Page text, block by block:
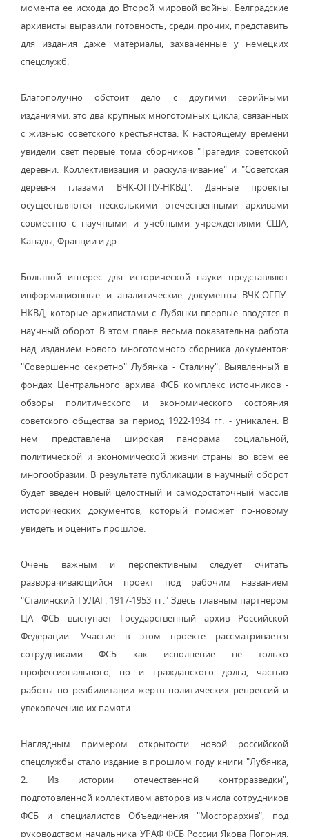
момента ее исхода до Второй мировой войны. Белградские
архивисты выразили готовность, среди прочих, представить
для издания даже материалы, захваченные у немецких
спецслужб.
Благополучно обстоит дело с другими серийными
изданиями: это два крупных многотомных цикла, связанных
с жизнью советского крестьянства. К настоящему времени
увидели свет первые тома сборников "Трагедия советской
деревни. Коллективизация и раскулачивание" и "Советская
деревня глазами ВЧК-ОГПУ-НКВД". Данные проекты
осуществляются несколькими отечественными архивами
совместно с научными и учебными учреждениями США,
Канады, Франции и др.
Большой интерес для исторической науки представляют
информационные и аналитические документы ВЧК-ОГПУ-
НКВД, которые архивистами с Лубянки впервые вводятся в
научный оборот. В этом плане весьма показательна работа
над изданием нового многотомного сборника документов:
"Совершенно секретно" Лубянка - Сталину". Выявленный в
фондах Центрального архива ФСБ комплекс источников -
обзоры политического и экономического состояния
советского общества за период 1922-1934 гг. - уникален. В
нем представлена широкая панорама социальной,
политической и экономической жизни страны во всем ее
многообразии. В результате публикации в научный оборот
будет введен новый целостный и самодостаточный массив
исторических документов, который поможет по-новому
увидеть и оценить прошлое.
Очень важным и перспективным следует считать
разворачивающийся проект под рабочим названием
"Сталинский ГУЛАГ. 1917-1953 гг." Здесь главным партнером
ЦА ФСБ выступает Государственный архив Российской
Федерации. Участие в этом проекте рассматривается
сотрудниками ФСБ как исполнение не только
профессионального, но и гражданского долга, частью
работы по реабилитации жертв политических репрессий и
увековечению их памяти.
Наглядным примером открытости новой российской
спецслужбы стало издание в прошлом году книги "Лубянка,
2. Из истории отечественной контрразведки",
подготовленной коллективом авторов из числа сотрудников
ФСБ и специалистов Объединения "Мосгорархив", под
руководством начальника УРАФ ФСБ России Якова Погония.